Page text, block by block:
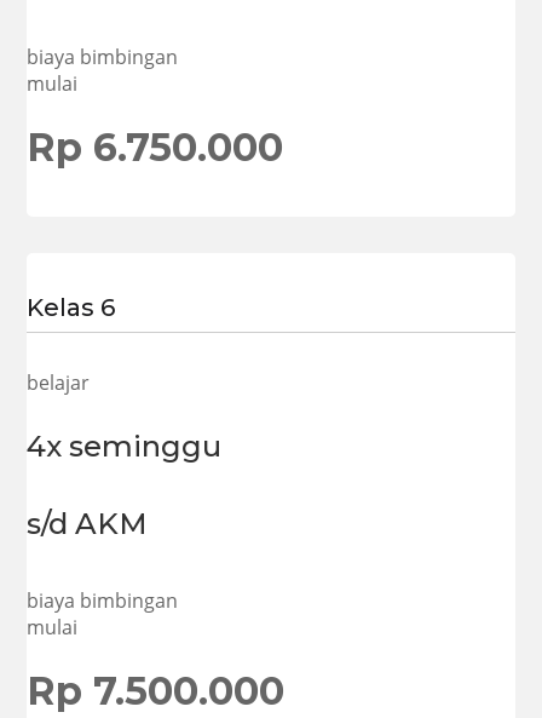
biaya bimbingan
mulai
Rp 6.750.000
Kelas 6
belajar
4x seminggu
s/d AKM
biaya bimbingan
mulai
Rp 7.500.000